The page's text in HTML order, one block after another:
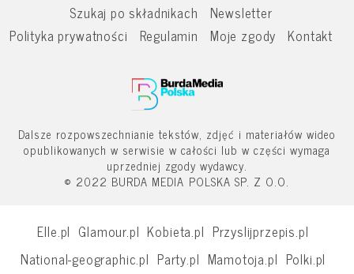
Szukaj po składnikach
Newsletter
Polityka prywatności
Regulamin Moje zgody Kontakt
Dalsze rozpowszechnianie tekstów, zdjęć i materiałów wideo
opublikowanych w serwisie w całości lub w części wymaga
uprzedniej zgody wydawcy.
© 2022 BURDA MEDIA POLSKA SP. Z O.O.
Elle.pl Glamour.pl Kobieta.pl Przyslijprzepis.pl
National-geographic.pl Party.pl Mamotoja.pl Polki.pl